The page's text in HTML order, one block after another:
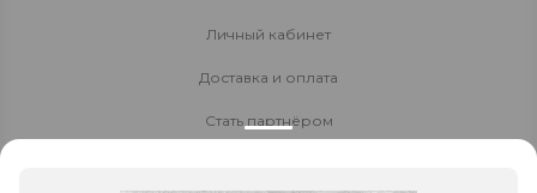
Личный кабинет
Доставка и оплата
Стать партнёром